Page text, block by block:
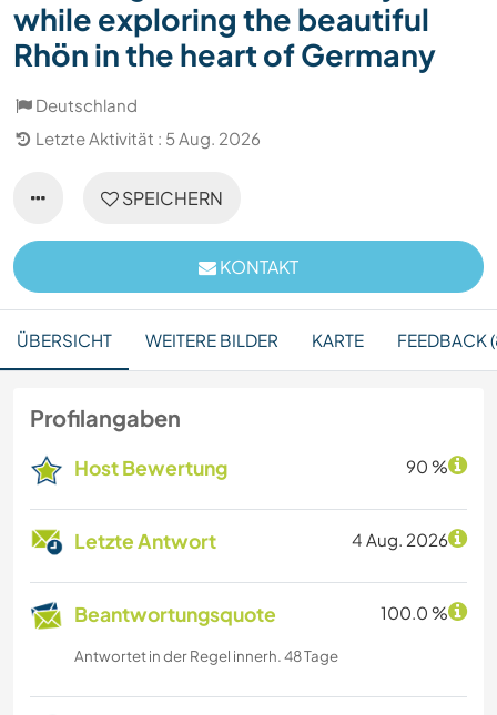
while exploring the beautiful
Rhön in the heart of Germany
Deutschland
Letzte Aktivität : 5 Aug. 2026
SPEICHERN
KONTAKT
ÜBERSICHT WEITERE BILDER KARTE FEEDBACK
Profilangaben
Host Bewertung 90 %
Letzte Antwort 4 Aug. 2026
Beantwortungsquote 100.0 %
Antwortet in der Regel innerh. 48 Tage